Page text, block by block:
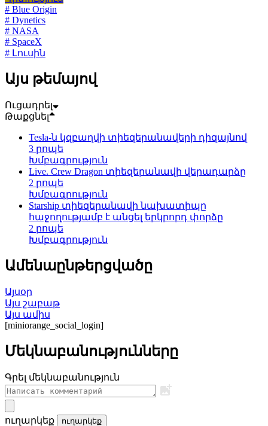
# Blue Origin
# Dynetics
# NASA
# SpaceX
# Լուսին
Այս թեմայով
Ուցադրել
Թաքցնել
Tesla-ն կզբաղվի տիեզերանավերի դիզայնով
3 րոպե
Խմբագրություն
Live. Crew Dragon տիեզերանավի վերադարձը
2 րոպե
Խմբագրություն
Starship տիեզերանավի նախատիպը
հաջողությամբ է անցել երկրորդ փորձը
2 րոպե
Խմբագրություն
Ամենաընթերցվածը
Այսօր
Այս շաբաթ
Այս ամիս
[miniorange_social_login]
Մեկնաբանությունները
Գրել մեկնաբանություն
ուղարկեք ուղարկեք